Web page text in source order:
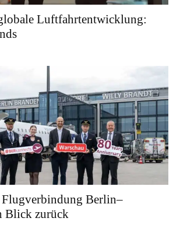
Luftfahrtentwicklung:
Flugverbindung Berlin–
Blick zurück